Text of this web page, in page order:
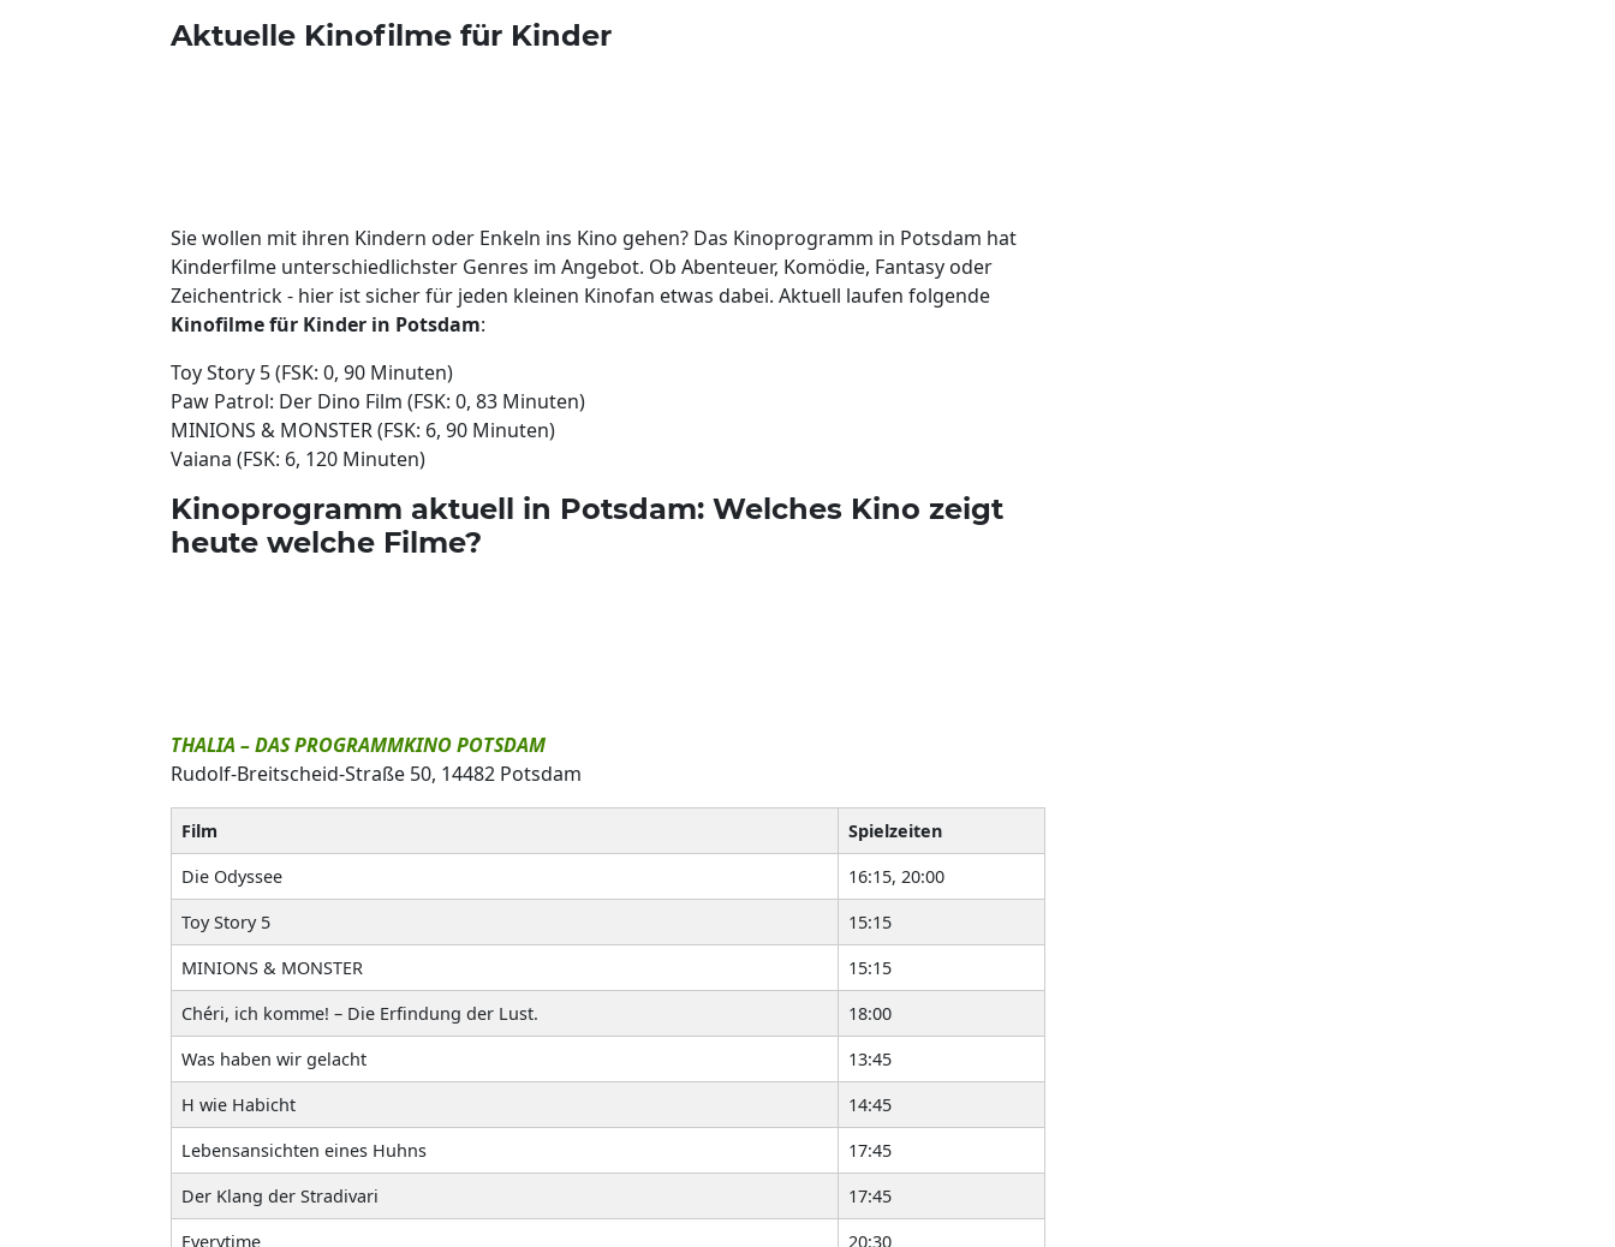
Aktuelle Kinofilme für Kinder
Sie wollen mit ihren Kindern oder Enkeln ins Kino gehen? Das Kinoprogramm in Potsdam hat
Kinderfilme unterschiedlichster Genres im Angebot. Ob Abenteuer, Komödie, Fantasy oder
Zeichentrick - hier ist sicher für jeden kleinen Kinofan etwas dabei. Aktuell laufen folgende
Kinofilme für Kinder in Potsdam:
Toy Story 5 (FSK: 0, 90 Minuten)
Paw Patrol: Der Dino Film (FSK: 0, 83 Minuten)
MINIONS & MONSTER (FSK: 6, 90 Minuten)
Vaiana (FSK: 6, 120 Minuten)
Kinoprogramm aktuell in Potsdam: Welches Kino zeigt
heute welche Filme?
THALIA – DAS PROGRAMMKINO POTSDAM
Rudolf-Breitscheid-Straße 50, 14482 Potsdam
Film
Spielzeiten
Die Odyssee
16:15, 20:00
Toy Story 5
15:15
MINIONS & MONSTER
15:15
Chéri, ich komme! – Die Erfindung der Lust.
18:00
Was haben wir gelacht
13:45
H wie Habicht
14:45
Lebensansichten eines Huhns
17:45
Der Klang der Stradivari
17:45
Everytime
20:30